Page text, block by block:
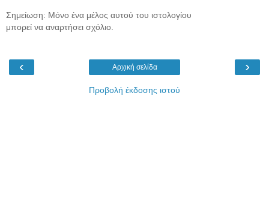
Σημείωση: Μόνο ένα μέλος αυτού του ιστολογίου
μπορεί να αναρτήσει σχόλιο.
‹ ›
Αρχική σελίδα
Προβολή έκδοσης ιστού